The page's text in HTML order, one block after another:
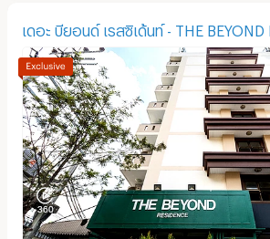
เดอะ บียอนด์ เรสซิเด้นท์ - THE BEYOND